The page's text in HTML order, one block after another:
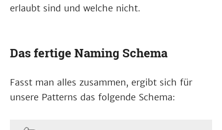
erlaubt sind und welche nicht.
Das fertige Naming Schema
Fasst man alles zusammen, ergibt sich für
unsere Patterns das folgende Schema: